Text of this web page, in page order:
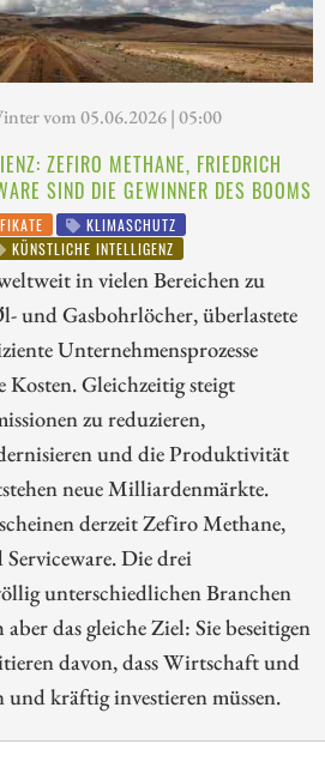
vom 05.06.2026 | 05:00
ZEFIRO METHANE, FRIEDRICH
SIND DIE GEWINNER DES BOOMS
KLIMASCHUTZ
KÜNSTLICHE INTELLIGENZ
in vielen Bereichen zu
und Gasbohrlöcher, überlastete
Unternehmensprozesse
Kosten. Gleichzeitig steigt
zu reduzieren,
und die Produktivität
neue Milliardenmärkte.
derzeit Zefiro Methane,
Die drei
unterschiedlichen Branchen
das gleiche Ziel: Sie beseitigen
davon, dass Wirtschaft und
und kräftig investieren müssen.